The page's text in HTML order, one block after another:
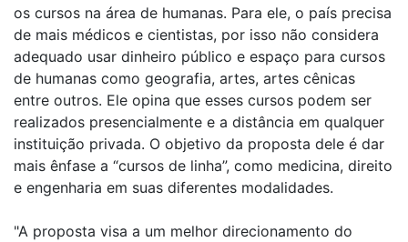
os cursos na área de humanas. Para ele, o país precisa
de mais médicos e cientistas, por isso não considera
adequado usar dinheiro público e espaço para cursos
de humanas como geografia, artes, artes cênicas
entre outros. Ele opina que esses cursos podem ser
realizados presencialmente e a distância em qualquer
instituição privada. O objetivo da proposta dele é dar
mais ênfase a “cursos de linha”, como medicina, direito
e engenharia em suas diferentes modalidades.
"A proposta visa a um melhor direcionamento do